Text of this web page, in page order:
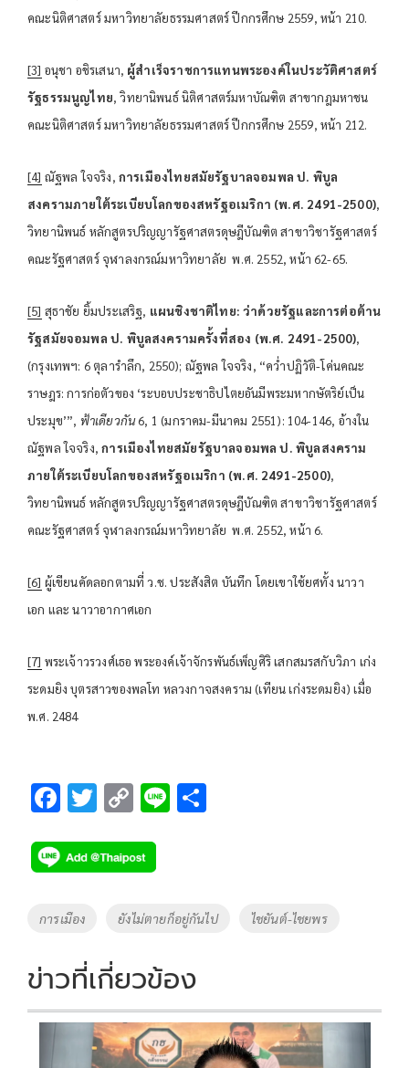
คณะนิติศาสตร์ มหาวิทยาลัยธรรมศาสตร์ ปีกกรศึกษ 2559, หน้า 210.
[3] อนุชา อชิรเสนา, ผู้สำเร็จราชการแทนพระองค์ในประวัติศาสตร์
รัฐธรรมนูญไทย, วิทยานิพนธ์ นิติศาสตร์มหาบัณฑิต สาขากฎมหาชน
คณะนิติศาสตร์ มหาวิทยาลัยธรรมศาสตร์ ปีกกรศึกษ 2559, หน้า 212.
[4] ณัฐพล ใจจริง, การเมืองไทยสมัยรัฐบาลจอมพล ป. พิบูล
สงครามภายใต้ระเบียบโลกของสหรัฐอเมริกา (พ.ศ. 2491-2500),
วิทยานิพนธ์ หลักสูตรปริญญารัฐศาสตรดุษฎีบัณฑิต สาขาวิชารัฐศาสตร์
คณะรัฐศาสตร์ จุฬาลงกรณ์มหาวิทยาลัย พ.ศ. 2552, หน้า 62-65.
[5] สุธาชัย ยิ้มประเสริฐ, แผนชิงชาติไทย: ว่าด้วยรัฐและการต่อต้าน
รัฐสมัยจอมพล ป. พิบูลสงครามครั้งที่สอง (พ.ศ. 2491-2500),
(กรุงเทพฯ: 6 ตุลารำลึก, 2550); ณัฐพล ใจจริง, “คว่ำปฏิวัติ-โค่นคณะ
ราษฎร: การก่อตัวของ ‘ระบอบประชาธิปไตยอันมีพระมหากษัตริย์เป็น
ประมุข’”, ฟ้าเดียวกัน6, 1 (มกราคม-มีนาคม 2551): 104-146, อ้างใน
ณัฐพล ใจจริง,การเมืองไทยสมัยรัฐบาลจอมพล ป. พิบูลสงคราม
ภายใต้ระเบียบโลกของสหรัฐอเมริกา (พ.ศ. 2491-2500),
วิทยานิพนธ์ หลักสูตรปริญญารัฐศาสตรดุษฎีบัณฑิต สาขาวิชารัฐศาสตร์
คณะรัฐศาสตร์ จุฬาลงกรณ์มหาวิทยาลัย พ.ศ. 2552, หน้า 6.
[6] ผู้เขียนคัดลอกตามที่ ว.ช. ประสังสิต บันทึก โดยเขาใช้ยศทั้ง นาวา
เอก และ นาวาอากาศเอก
[7] พระเจ้าวรวงศ์เธอ พระองค์เจ้าจักรพันธ์เพ็ญศิริ เสกสมรสกับวิภา เก่ง
ระดมยิง บุตรสาวของพลโท หลวงกาจสงคราม (เทียน เก่งระดมยิง) เมื่อ
พ.ศ. 2484
F
e
b
o
k
T
tt
er
C
p
y
Li
k
Li
Tags
การเมือง ยังไม่ตายก็อยู่กันไป ไชยันต์-ไชยพร
ข่าวที่เกี่ยวข้อง